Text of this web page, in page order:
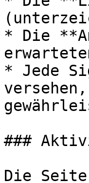
* Die
* Jede
###
Die